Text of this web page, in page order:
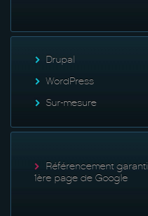
Drupal
WordPress
Sur-mesure
Référencement garanti
1ère page de Google